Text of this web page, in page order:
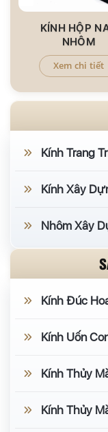
KÍNH HỘP
NHÔM
Xem chi tiết
Kính Trang
Kính Xây
Nhôm Xây
Kính Đúc
Kính Uốn
Kính Thủy
Kính Thủy